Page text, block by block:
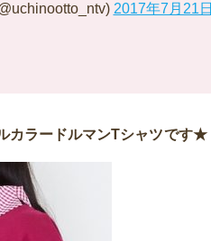
2017年7月21日
カラードルマンTシャツです★